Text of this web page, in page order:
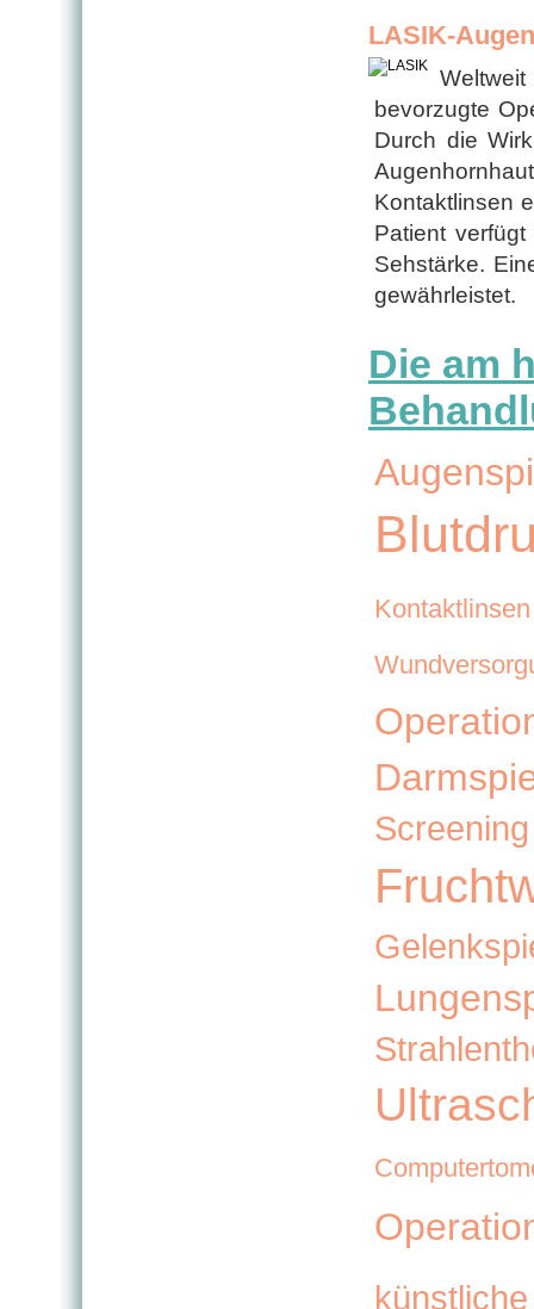
LASIK-
bevorzugte
Durch die
Kontaktlinsen
Patient
Sehstärke.
gewährleistet.
Die am
Kontaktlinsen
Screening